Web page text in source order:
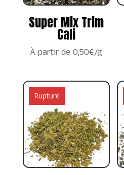
Super Mix Trim
Cali
À partir de 0,50€/g
Rupture